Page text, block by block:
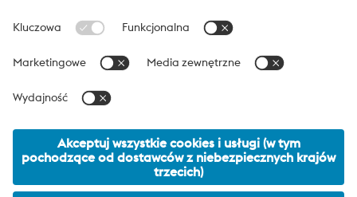
voestalpine High Performance Metals Polska jest spółką
voestalpine. Dywizja skupia się na produktach dedykowanych
liderem w stalach narzędzowych i specjalnych.
voestalpine Group Navigation
© 2026 voestalpine High Performance Metals Polska